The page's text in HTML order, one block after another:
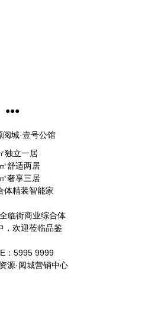
●●●
阅城·壹号公馆
独立一居
舒适两居
奢享三居
体精装智能家
临街商业综合体
，欢迎莅临品鉴
：5995 9999
源·阅城营销中心